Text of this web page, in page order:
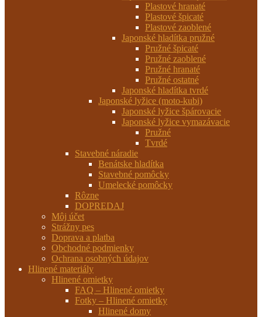
Plastové hranaté
Plastové špicaté
Plastové zaoblené
Japonské hladítka pružné
Pružné špicaté
Pružné zaoblené
Pružné hranaté
Pružné ostatné
Japonské hladítka tvrdé
Japonské lyžice (moto-kubi)
Japonské lyžice špárovacie
Japonské lyžice vymazávacie
Pružné
Tvrdé
Stavebné náradie
Benátske hladítka
Stavebné pomôcky
Umelecké pomôcky
Rôzne
DOPREDAJ
Môj účet
Strážny pes
Doprava a platba
Obchodné podmienky
Ochrana osobných údajov
Hlinené materiály
Hlinené omietky
FAQ – Hlinené omietky
Fotky – Hlinené omietky
Hlinené domy